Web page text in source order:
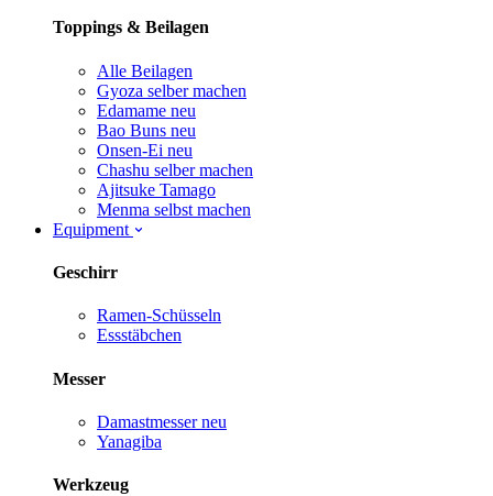
Toppings & Beilagen
Alle Beilagen
Gyoza selber machen
Edamame neu
Bao Buns neu
Onsen-Ei neu
Chashu selber machen
Ajitsuke Tamago
Menma selbst machen
Equipment
Geschirr
Ramen-Schüsseln
Essstäbchen
Messer
Damastmesser neu
Yanagiba
Werkzeug